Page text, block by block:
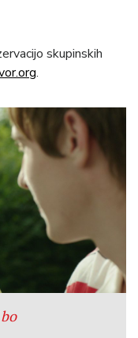
skupinskih
.